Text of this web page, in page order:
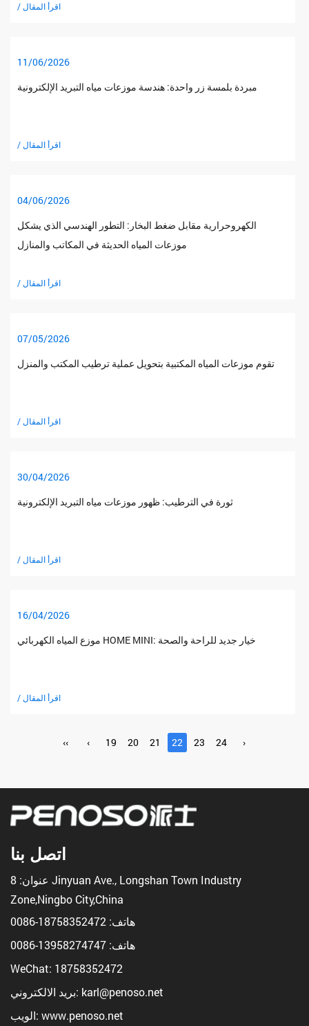
/ اقرأ المقال
11/06/2026
مبردة بلمسة زر واحدة: هندسة موزعات مياه التبريد الإلكترونية
/ اقرأ المقال
04/06/2026
الكهروحرارية مقابل ضغط البخار: التطور الهندسي الذي يشكل
موزعات المياه الحديثة في المكاتب والمنازل
/ اقرأ المقال
07/05/2026
تقوم موزعات المياه المكتبية بتحويل عملية ترطيب المكتب والمنزل
/ اقرأ المقال
30/04/2026
ثورة في الترطيب: ظهور موزعات مياه التبريد الإلكترونية
/ اقرأ المقال
16/04/2026
موزع المياه الكهربائي HOME MINI: خيار جديد للراحة والصحة
/ اقرأ المقال
‹‹ ‹ 19 20 21 22 23 24 ›
اتصل بنا
عنوان: 8 Jinyuan Ave., Longshan Town Industry
Zone,Ningbo City,China
هاتف: 18758352472-0086
هاتف: 13958274747-0086
WeChat: 18758352472
بريد الالكتروني: karl@penoso.net
الويب: www.penoso.net